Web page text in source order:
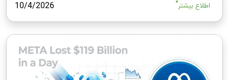
اطلاع بیشتر 10/4/2026